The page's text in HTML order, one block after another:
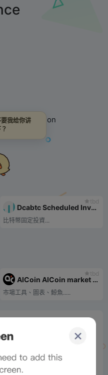
visualization
tbd
Dcabtc Scheduled Investment Calculator
比特幣固定投資...
tbd
AICoin AICoin market tools, charts, whale orders
市場工具、圖表、鯨魚.....
我给你讲